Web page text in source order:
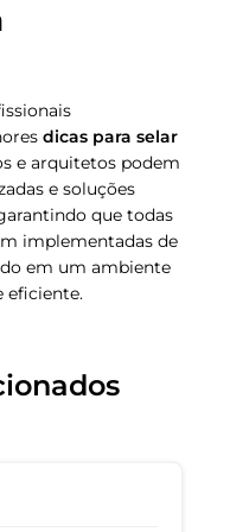
dicas para selar
e arquitetos podem
e soluções
que todas
implementadas de
em um ambiente
eficiente.